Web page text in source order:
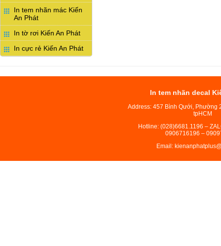
In tem nhãn mác Kiến
An Phát
In tờ rơi Kiến An Phát
In cực rẻ Kiến An Phát
In tem nhãn decal
Address: 457 Bình Qưới, Phường
tpHCM
Hotline: (028)6681.1196 –
0906716196 –
Email: